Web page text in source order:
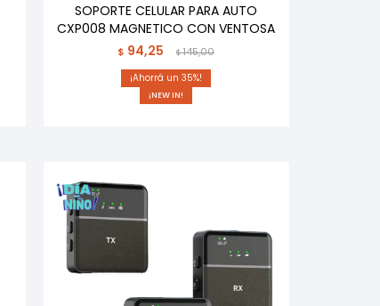
SOPORTE CELULAR PARA AUTO
CXP008 MAGNETICO CON VENTOSA
$ 94,25 $145,00
35
¡NEW IN!